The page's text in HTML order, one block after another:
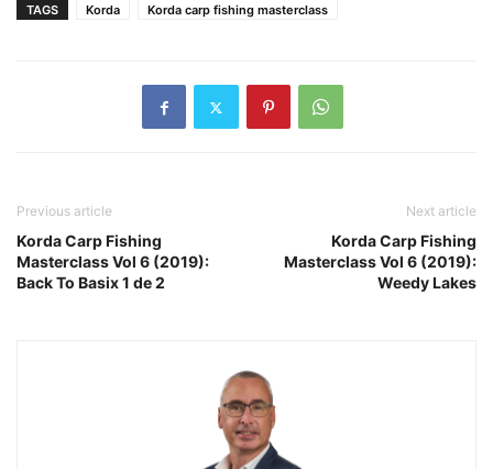
TAGS Korda Korda carp fishing masterclass
Previous article
Korda Carp Fishing
Masterclass Vol 6 (2019):
Back To Basix 1 de 2
Next article
Korda Carp Fishing
Masterclass Vol 6 (2019):
Weedy Lakes